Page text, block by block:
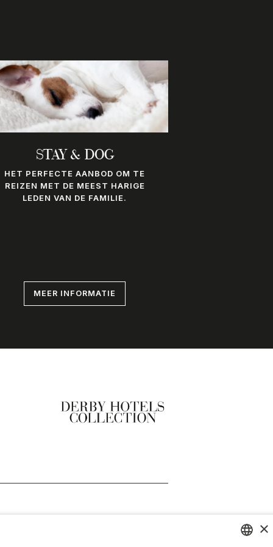
STAY & DOG
HET PERFECTE AANBOD OM TE
REIZEN MET DE MEEST HARIGE
LEDEN VAN DE FAMILIE.
MEER INFORMATIE
×